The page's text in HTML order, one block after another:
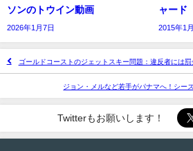
ソンのトウイン動画
2026年1月7日
ャード
2015年1
ゴールドコーストのジェットスキー問題：違反者には
ジョン・メルなど若手がパナマへ！シー
Twitterもお願いします！